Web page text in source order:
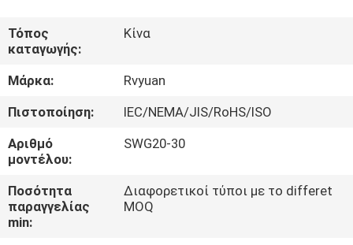
ΠΕΡΊΠΟΥ
ΕΜΕΊΣ
ΓΎΡΟΣ
ΕΡΓΟΣΤΑΣΊΩΝ
ΠΟΙΟΤΙΚΌΣ
ΈΛΕΓΧΟΣ
Τόπος
καταγωγής:
Κίνα
Μάρκα:
Rvyuan
Πιστοποίηση:
IEC/NEMA/JIS/RoHS/ISO
Αριθμό
μοντέλου:
SWG20-30
Ποσότητα
παραγγελίας
min:
Διαφορετικοί τύποι με το differet
MOQ